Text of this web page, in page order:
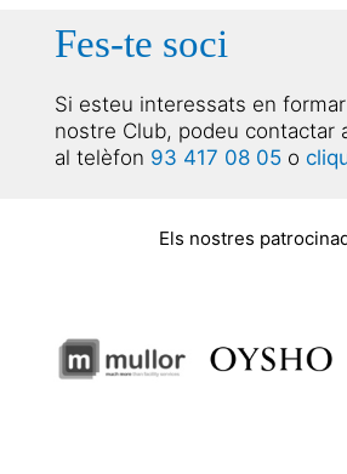
Fes-te soci
Si esteu interessats en
nostre Club, podeu contactar
al telèfon 93 417 08 05o
Els nostres